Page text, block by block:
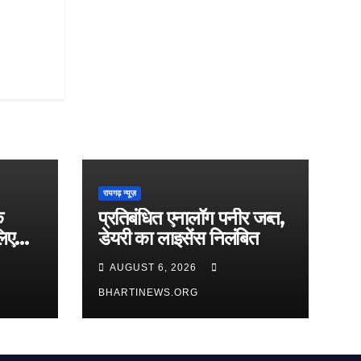
रायगढ़ न्यूज़
प्रतिबंधित एनालॉग पनीर जब्त,
डेयरी का लाइसेंस निलंबित
AUGUST 6, 2026
BHARTINEWS.ORG